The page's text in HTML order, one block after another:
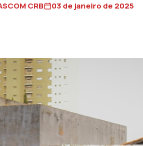
CRB 03 de janeiro de 2025